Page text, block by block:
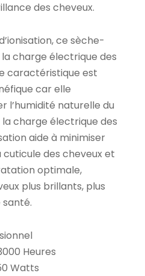
des cheveux.
ce sèche-
charge électrique des
caractéristique est
car elle
l’humidité naturelle du
charge électrique des
aide à minimiser
cuticule des cheveux et
optimale,
plus brillants, plus
santé.
Heures
Watts